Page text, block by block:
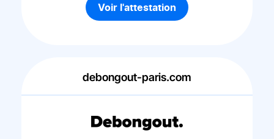
Voir l'attestation
debongout-paris.com